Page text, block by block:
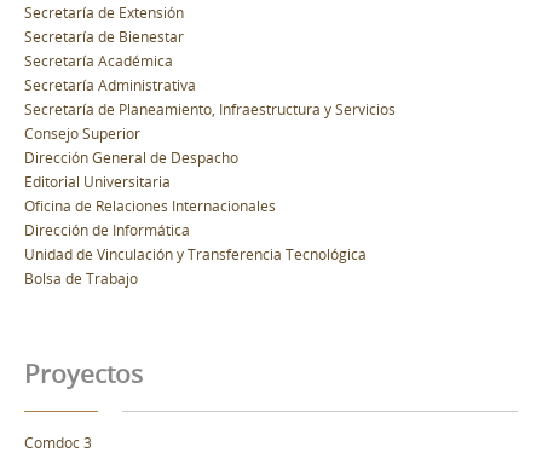
Secretaría de Extensión
Secretaría de Bienestar
Secretaría Académica
Secretaría Administrativa
Secretaría de Planeamiento, Infraestructura y Servicios
Consejo Superior
Dirección General de Despacho
Editorial Universitaria
Oficina de Relaciones Internacionales
Dirección de Informática
Unidad de Vinculación y Transferencia Tecnológica
Bolsa de Trabajo
Proyectos
Comdoc 3